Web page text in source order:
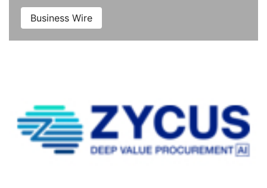
Business Wire